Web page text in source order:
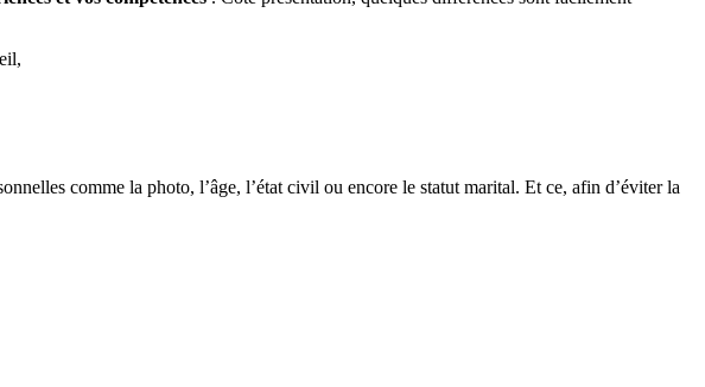
comme la photo, l’âge, l’état civil ou encore le statut marital. Et ce, afin d’éviter la